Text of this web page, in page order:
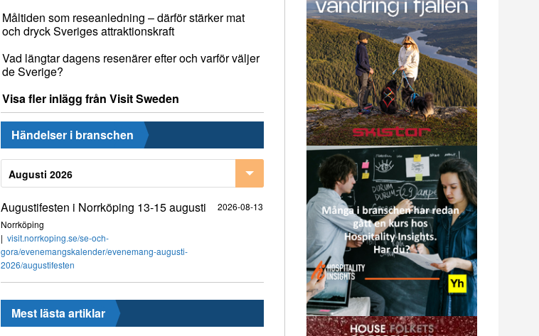
Måltiden som reseanledning – därför stärker mat
och dryck Sveriges attraktionskraft
Vad längtar dagens resenärer efter och varför väljer
de Sverige?
Visa fler inlägg från Visit Sweden
Händelser i branschen
Augusti 2026
Augustifesten i Norrköping 13-15 augusti
2026-08-13
Norrköping
visit.norrkoping.se/se-och-
gora/evenemangskalender/evenemang-augusti-
2026/augustifesten
Mest lästa artiklar